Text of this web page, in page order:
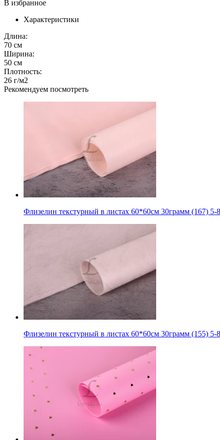
В избранное
Характеристики
Длина:
70 см
Ширина:
50 см
Плотность:
26 г/м2
Рекомендуем посмотреть
Флизелин текстурный в листах 60*60см 30грамм (167) 5-
Флизелин текстурный в листах 60*60см 30грамм (155) 5-